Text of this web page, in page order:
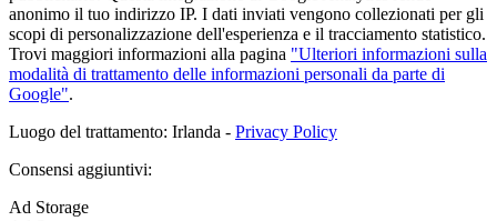
anonimo il tuo indirizzo IP. I dati inviati vengono collezionati per gli
scopi di personalizzazione dell'esperienza e il tracciamento statistico.
Trovi maggiori informazioni alla pagina "Ulteriori informazioni sulla
modalità di trattamento delle informazioni personali da parte di
Google".
Luogo del trattamento: Irlanda - Privacy Policy
Consensi aggiuntivi:
Ad Storage